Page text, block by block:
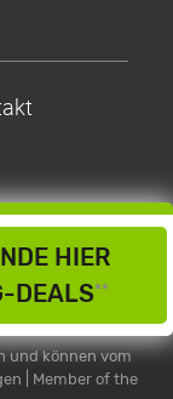
HIER
DEALS**
und können vom
| Member of the